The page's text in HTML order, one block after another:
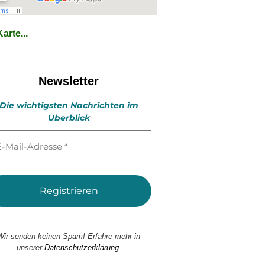
Newsletter
Die wichtigsten Nachrichten im
Überblick
senden keinen Spam! Erfahre mehr in
unserer Datenschutzerklärung.